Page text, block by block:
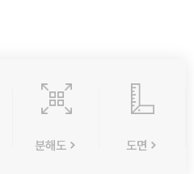
분해도 도면